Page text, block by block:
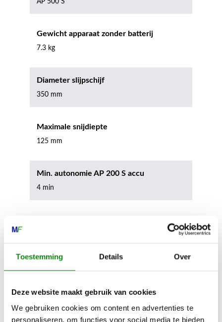
Toestemming Details Over
Deze website maakt gebruik van cookies
We gebruiken cookies om content en advertenties te
personaliseren, om functies voor social media te bieden
AP 500 S
Gewicht apparaat zonder batterij
7.3 kg
Diameter slijpschijf
350 mm
Maximale snijdiepte
125 mm
Min. autonomie AP 200 S accu
4 min
Max. autonomie AP 300 S accu